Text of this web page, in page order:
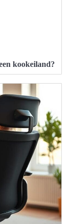
kookeiland?